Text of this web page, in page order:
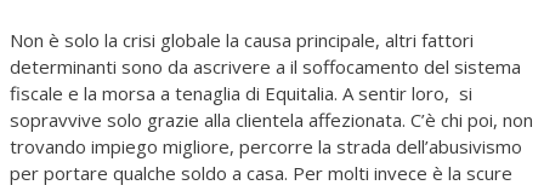
Non è solo la crisi globale la causa principale, altri fattori
determinanti sono da ascrivere a il soffocamento del sistema
fiscale e la morsa a tenaglia di Equitalia. A sentir loro, si
sopravvive solo grazie alla clientela affezionata. C’è chi poi, non
trovando impiego migliore, percorre la strada dell’abusivismo
per portare qualche soldo a casa. Per molti invece è la scure